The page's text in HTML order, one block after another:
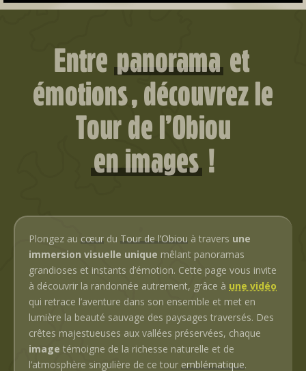
Entre panorama et
émotions,découvrez le
Tour de l’Obiou
en images !
Plongez au cœur du Tour de l’Obiou à travers une
immersion visuelle unique mêlant panoramas
grandioses et instants d’émotion. Cette page vous invite
à découvrir la randonnée autrement, grâce à une vidéo
qui retrace l’aventure dans son ensemble et met en
lumière la beauté sauvage des paysages traversés. Des
crêtes majestueuses aux vallées préservées, chaque
image témoigne de la richesse naturelle et de
l’atmosphère singulière de ce tour emblématique.